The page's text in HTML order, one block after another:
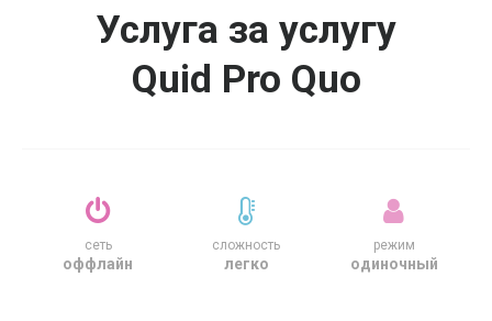
Услуга за услугу
Quid Pro Quo
сеть
оффлайн
сложность
легко
режим
одиночный